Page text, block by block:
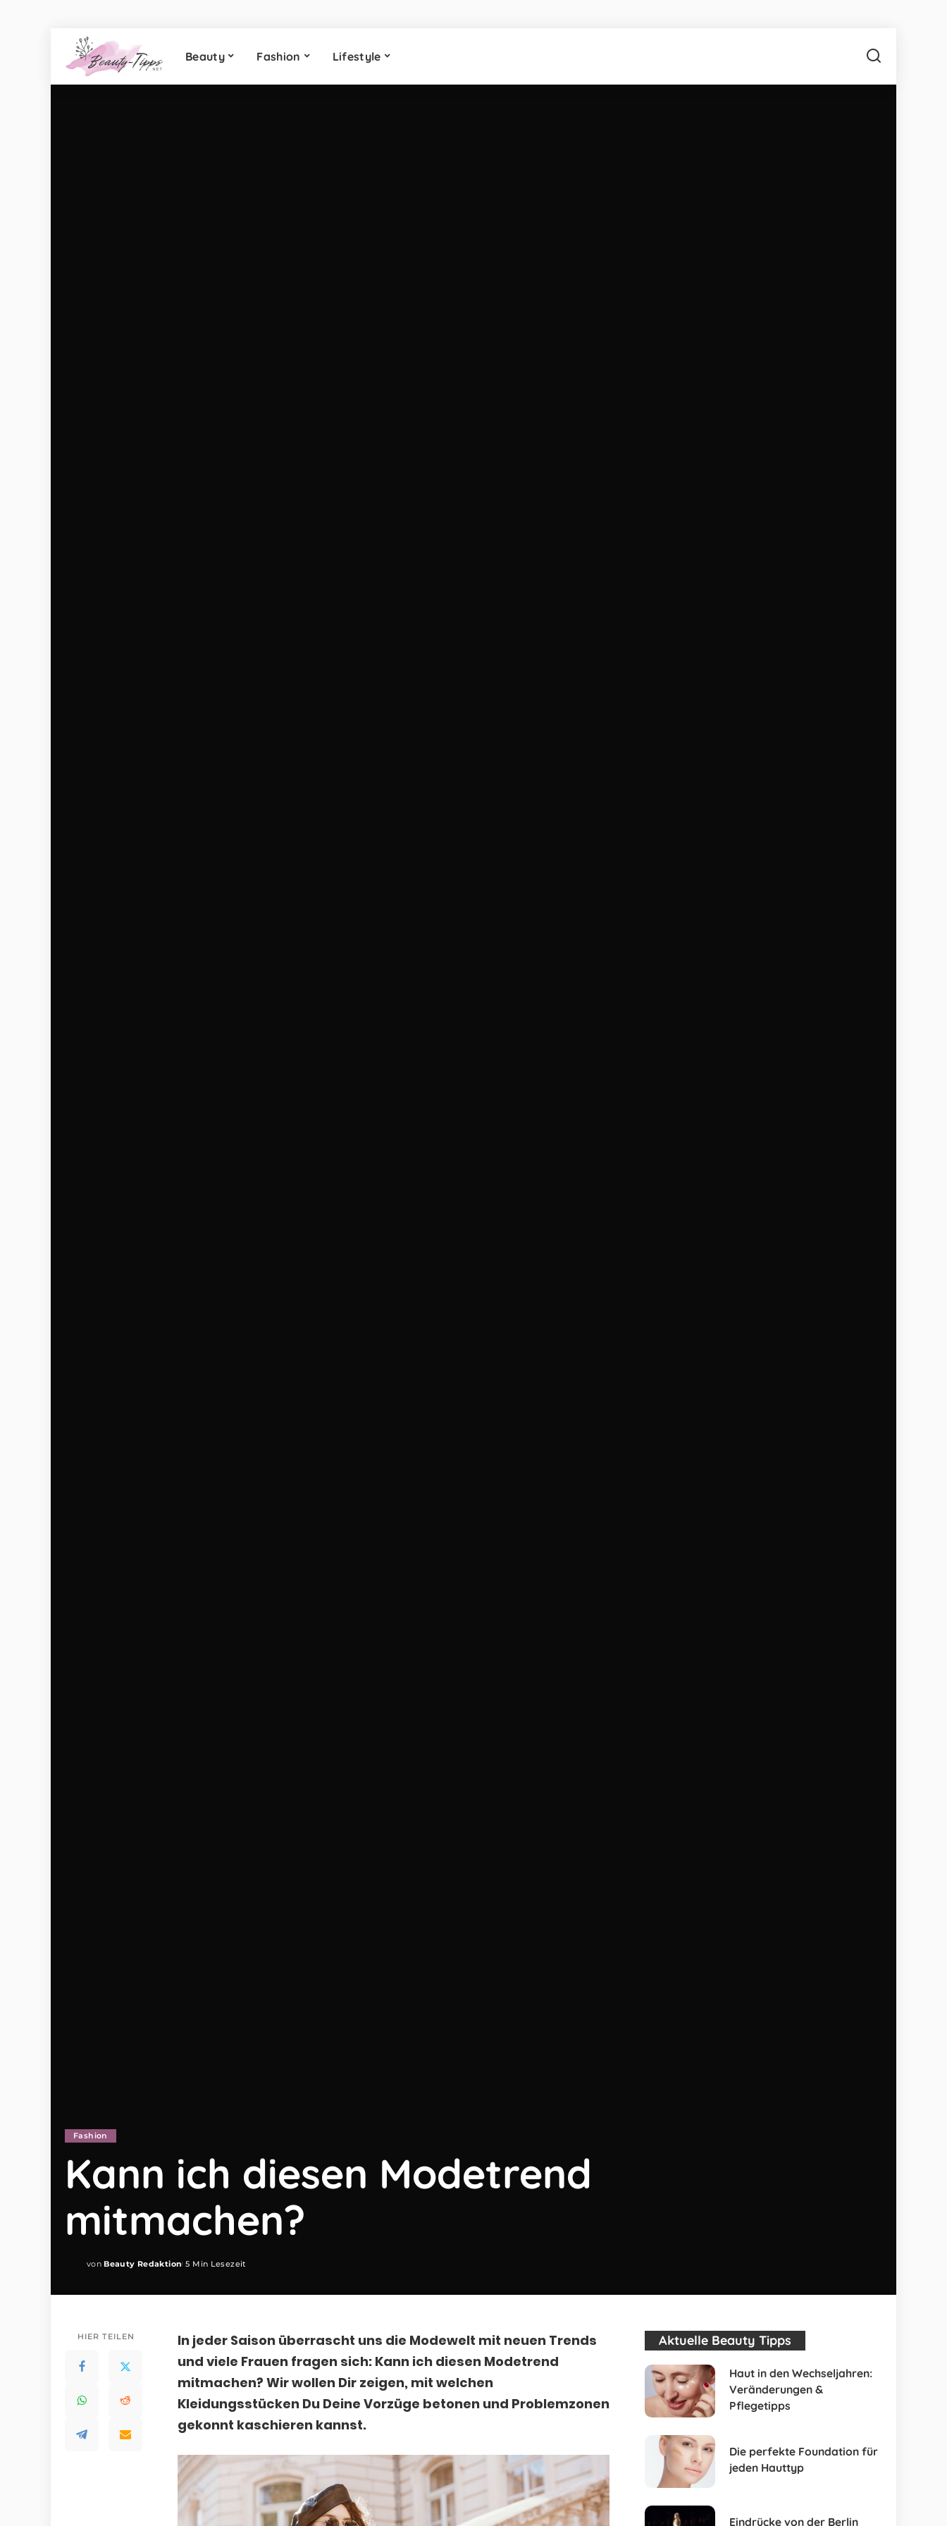
Beauty Fashion Lifestyle
Fashion
Kann ich diesen Modetrend
mitmachen?
Posted
von Beauty Redaktion 5 Min Lesezeit
HIER TEILEN
In jeder Saison überrascht uns die Modewelt mit neuen Trends
und viele Frauen fragen sich: Kann ich diesen Modetrend
mitmachen? Wir wollen Dir zeigen, mit welchen
Kleidungsstücken Du Deine Vorzüge betonen und Problemzonen
gekonnt kaschieren kannst.
Aktuelle Beauty Tipps
Haut in den Wechseljahren:
Veränderungen &
Pflegetipps
Die perfekte Foundation für
jeden Hauttyp
Eindrücke von der Berlin